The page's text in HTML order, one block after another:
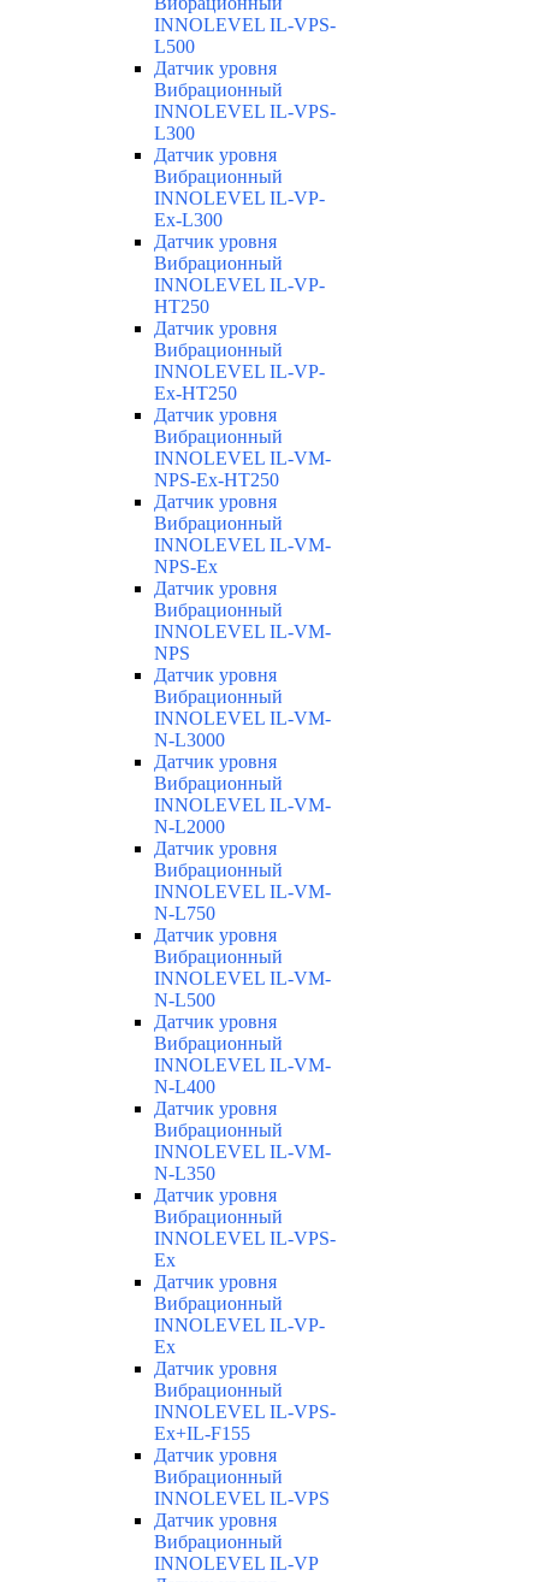
INNOLEVEL IL-VPS-
L500
Датчик уровня
Вибрационный
INNOLEVEL IL-VPS-
L300
Датчик уровня
Вибрационный
INNOLEVEL IL-VP-
Ex-L300
Датчик уровня
Вибрационный
INNOLEVEL IL-VP-
HT250
Датчик уровня
Вибрационный
INNOLEVEL IL-VP-
Ex-HT250
Датчик уровня
Вибрационный
INNOLEVEL IL-VM-
NPS-Ex-HT250
Датчик уровня
Вибрационный
INNOLEVEL IL-VM-
NPS-Ex
Датчик уровня
Вибрационный
INNOLEVEL IL-VM-
NPS
Датчик уровня
Вибрационный
INNOLEVEL IL-VM-
N-L3000
Датчик уровня
Вибрационный
INNOLEVEL IL-VM-
N-L2000
Датчик уровня
Вибрационный
INNOLEVEL IL-VM-
N-L750
Датчик уровня
Вибрационный
INNOLEVEL IL-VM-
N-L500
Датчик уровня
Вибрационный
INNOLEVEL IL-VM-
N-L400
Датчик уровня
Вибрационный
INNOLEVEL IL-VM-
N-L350
Датчик уровня
Вибрационный
INNOLEVEL IL-VPS-
Ex
Датчик уровня
Вибрационный
INNOLEVEL IL-VP-
Ex
Датчик уровня
Вибрационный
INNOLEVEL IL-VPS-
Ex+IL-F155
Датчик уровня
Вибрационный
INNOLEVEL IL-VPS
Датчик уровня
Вибрационный
INNOLEVEL IL-VP